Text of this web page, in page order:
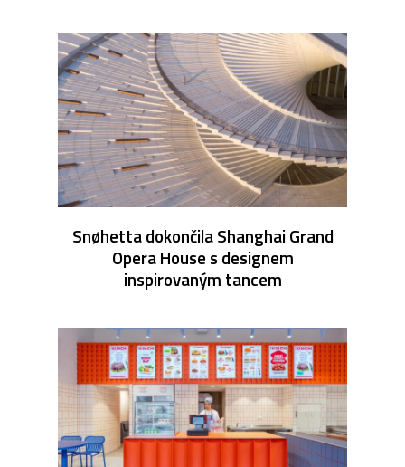
Snøhetta dokončila Shanghai Grand
Opera House s designem
inspirovaným tancem